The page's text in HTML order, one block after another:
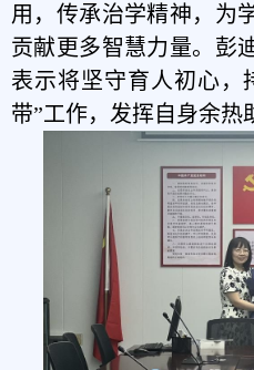
用，传承治学精神，为
贡献更多智慧力量。彭
表示将坚守育人初心，
带”工作，发挥自身余热